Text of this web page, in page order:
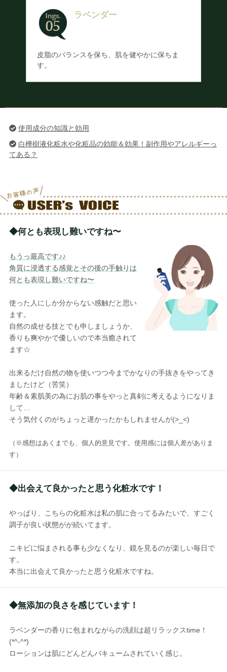
ラベンダー
皮脂のバランスを保ち、肌を健やかに保ちま
す。
使用成分の知識と効用
白樺樹液化粧水や化粧品の効能＆効果！副作用やアレルギーっ
てある？
◆何とも表現し難いですね〜
もうっ最高です♪♪
角質に浸透する感覚とその後の手触りは
何とも表現し難いですね〜
使った人にしか分からない感触だと思い
ます。
自然の成せる技とでも申しましょうか、
香りも爽やかで優しいので本当癒されて
ます☆
出来るだけ自然の物を使いつつ今までかなりの手抜きをやってき
ましたけど（苦笑）
年齢＆素肌美の為にお肌の事をやっと真剣に考えるようになりま
して…
そう気付くのがちょっと遅かったかもしれませんが(>_<)
（※感想はあくまでも、個人的意見です。使用感には個人差がありま
す）
◆出会えて良かったと思う化粧水です！
やっぱり、こちらの化粧水は私の肌に合ってるみたいで、すごく
調子が良い状態がが続いてます。
ニキビに悩まされる事も少なくなり、鏡を見るのが楽しい毎日で
す。
本当に出会えて良かったと思う化粧水ですね。
◆無添加の良さを感じています！
ラベンダーの香りに包まれながらの洗顔は超リラックスtime！
(*^-^*)
ローションは肌にどんどんバキュームされていく感じ。